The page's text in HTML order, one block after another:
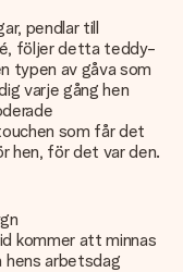
pendlar till
följer detta teddy-
typen av gåva som
varje gång hen
som får det
hen, för det var den.
kommer att minnas
arbetsdag